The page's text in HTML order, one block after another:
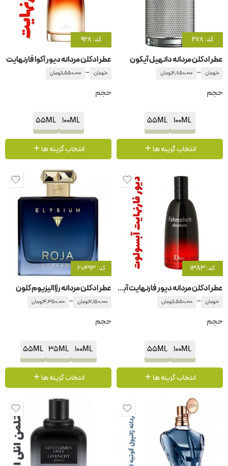
کد: 278
عطر ادکلن مردانه دانهیل آیکون
0تومان –
2,850,000تومان
حجم
100ML
55ML
انتخاب گزینه ها
کد: 928
عطر ادکلن مردانه دیور آکوا فارنهایت
0تومان –
1,550,000تومان
حجم
100ML
55ML
انتخاب گزینه ها
کد: 1383
عطر ادکلن مردانه دیور فارنهایت آبسولوت
0تومان –
1,550,000تومان
حجم
100ML
55ML
انتخاب گزینه ها
کد: 20493
عطر ادکلن مردانه رژا الیزیوم کلون
2,150,000تومان –
4,350,000تومان
حجم
100ML
35ML
55ML
انتخاب گزینه ها